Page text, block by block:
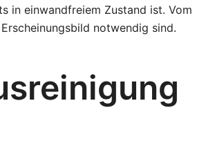
in einwandfreiem Zustand ist. Vom
notwendig sind.